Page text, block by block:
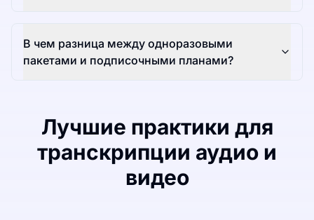
В чем разница между одноразовыми
пакетами и подписочными планами?
Лучшие практики для
транскрипции аудио и
видео